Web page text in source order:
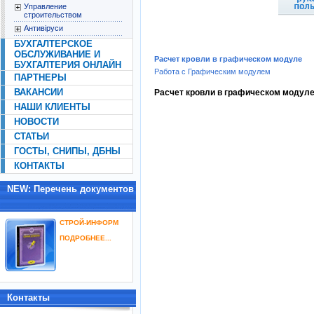
Управление
строительством
Антивіруси
БУХГАЛТЕРСКОЕ
ОБСЛУЖИВАНИЕ И
БУХГАЛТЕРИЯ ОНЛАЙН
ПАРТНЕРЫ
ВАКАНСИИ
НАШИ КЛИЕНТЫ
НОВОСТИ
СТАТЬИ
ГОСТЫ, СНИПЫ, ДБНЫ
КОНТАКТЫ
NEW: Перечень документов
СТРОЙ-ИНФОРМ
ПОДРОБНЕЕ...
Контакты
Расчет кровли в графическом модуле
Работа с Графическим модулем
Расчет кровли в графическом модуле